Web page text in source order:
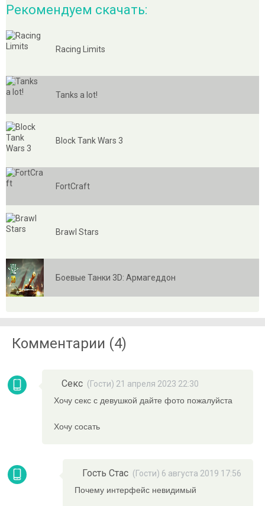
Рекомендуем скачать:
Racing Limits
Tanks a lot!
Block Tank Wars 3
FortCraft
Brawl Stars
Боевые Танки 3D: Армагеддон
Комментарии (4)
Секс (Гости) 21 апреля 2023 22:30
Хочу секс с девушкой дайте фото пожалуйста
Хочу сосать
Гость Стас (Гости) 6 августа 2019 17:56
Почему интерфейс невидимый